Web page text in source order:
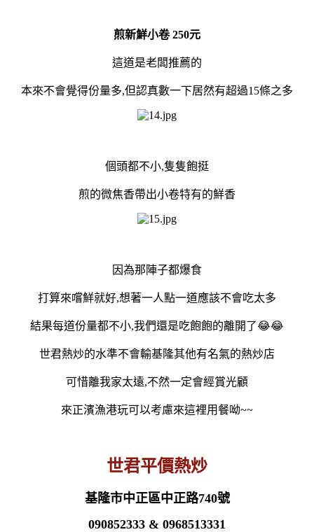
煎新鮮小卷 250元
這道是老闆推薦的
本來不會覺得份量多,但認真數一下居然有超過15條之多
個頭都不小,隻隻飽挺
煎的微焦香帶出小卷特有的鮮香
因為那陣子都爆食
打算來嚐鮮就好,想著一人點一道應該不會吃太多
結果每道份量都不小,我們還是吃飽飽的離開了😂😂
世君熱炒的水準不會輸基隆其他有名氣的熱炒店
可惜離我家太遠,不然一定會經賞光顧
來正濱漁港玩可以考慮來這裡用餐呦~~
世君平價熱炒
基隆市中正區中正路740號
090852333 & 0968513331